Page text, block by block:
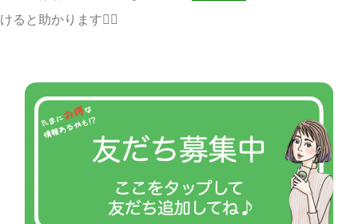
けると助かります🙇‍♀️